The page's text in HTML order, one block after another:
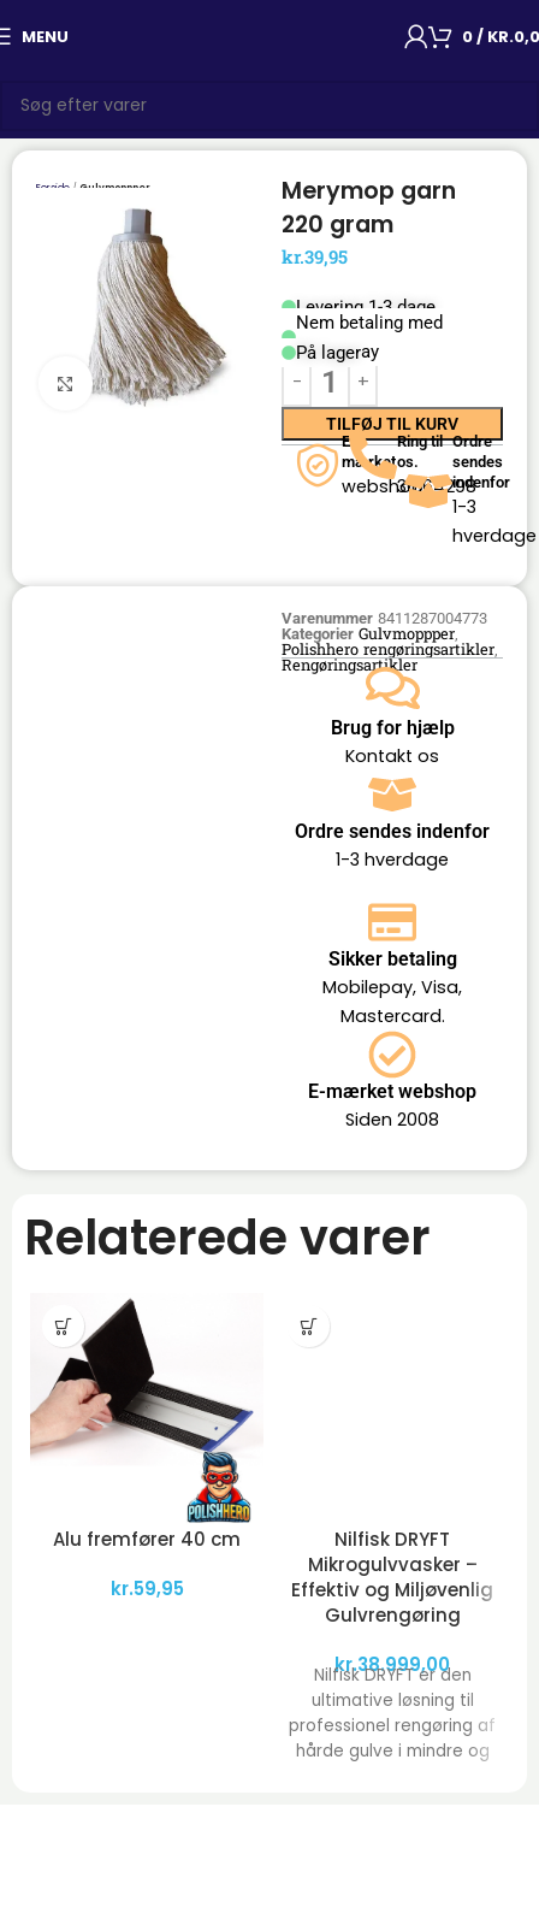
MENU 0/ KR.
Forside Gulvmoppper
Click to enlarge
Merymop garn
220 gram
kr.39,95
Levering 1-3 dage
Nem betaling med
Mobilepay
På lager
TILFØJ TIL KURV
E-
mærket
webshop
Ring til
os.
36164298
Ordre
sendes
indenfor
1-3
hverdage
Varenummer 8411287004773
Kategorier Gulvmoppper,
Polishhero rengøringsartikler,
Rengøringsartikler
Brug for hjælp
Kontakt os
Ordre sendes indenfor
1-3 hverdage
Sikker betaling
Mobilepay, Visa,
Mastercard.
E-mærket webshop
Siden 2008
Relaterede varer
Alu fremfører 40 cm
kr.59,95
Nilfisk DRYFT
Mikrogulvvasker –
Effektiv og Miljøvenlig
Gulvrengøring
kr.38.999,00
Nilfisk DRYFT er den
ultimative løsning til
professionel rengøring af
hårde gulve i mindre og